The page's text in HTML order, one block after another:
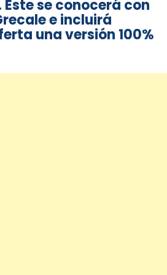
se conocerá con
e incluirá
una versión 100%